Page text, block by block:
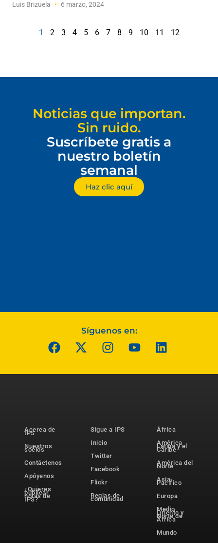
Luis Brizuela 6 marzo, 2024
1 2 3 4 5 6 7 8 9 10 11 12
Noticias que importan.
Sin ruido.
Suscríbete gratis a
nuestro boletín
semanal
Haz clic aquí
Síguenos en:
Acerca de
IPS
Nuestros
socios
Contáctenos
Apóyenos
¿Quieres
publicar
notas de
IPS?
Sigue a IPS
Inicio
Twitter
Facebook
Flickr
Reglas de
comunidad
África
América
Latina y el
Caribe
América del
Norte
Asia-
Pacífico
Europa
Medio
Oriente y
Norte de
África
Mundo